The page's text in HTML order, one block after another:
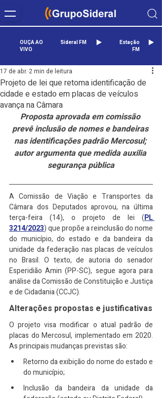
OUÇA AO
VIVO
Sideral FM
Estação
FM
Projeto de lei que retoma identificação de
cidade e estado em placas de veículos
avança na Câmara
17 de abr. 2 min de leitura
Proposta aprovada em comissão
prevê inclusão de nomes e bandeiras
nas identificações padrão Mercosul;
autor argumenta que medida auxilia
segurança pública
A Comissão de Viação e Transportes da
Câmara dos Deputados aprovou, na última
terça-feira (14), o projeto de lei (PL
3214/2023) que propõe a reinclusão do nome
do município, do estado e da bandeira da
unidade da federação nas placas de veículos
no Brasil. O texto, de autoria do senador
Esperidião Amin (PP-SC), segue agora para
análise da Comissão de Constituição e Justiça
e de Cidadania (CCJC).
Alterações propostas e justificativas
O projeto visa modificar o atual padrão de
placas do Mercosul, implementado em 2020.
As principais mudanças previstas são:
Retorno da exibição do nome do estado e
do município;
Inclusão da bandeira da unidade da